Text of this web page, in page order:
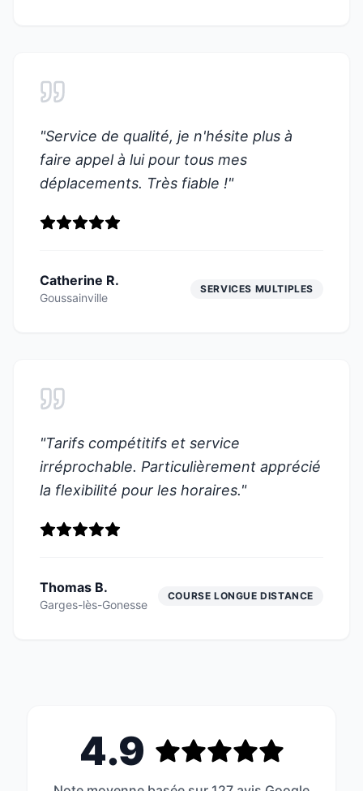
"Service de qualité, je n'hésite plus à
faire appel à lui pour tous mes
déplacements. Très fiable !"
Catherine R.
Goussainville
SERVICES MULTIPLES
"Tarifs compétitifs et service
irréprochable. Particulièrement apprécié
la flexibilité pour les horaires."
Thomas B.
Garges-lès-Gonesse
COURSE LONGUE DISTANCE
4.9